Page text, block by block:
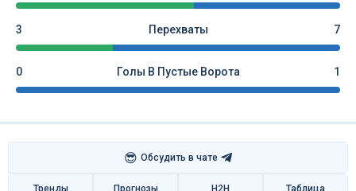
3 Перехваты 7
0 Голы В Пустые Ворота 1
😎 Обсудить в чате
Тренды Прогнозы H2H Таблица